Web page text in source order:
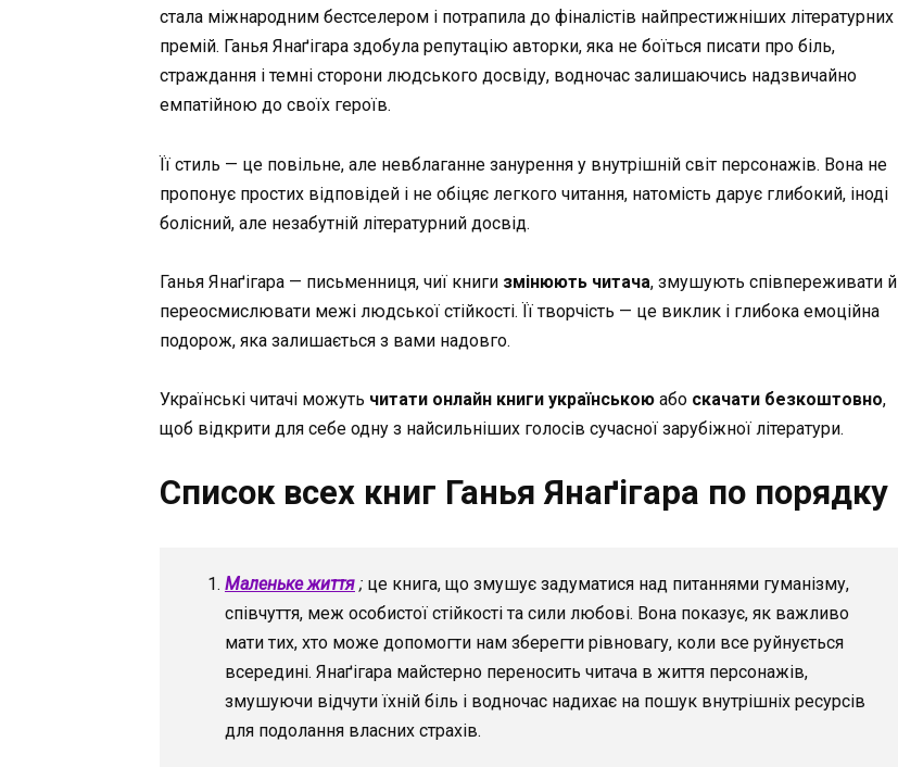
стала міжнародним бестселером і потрапила до фіналістів найпрестижніших літературних
премій. Ганья Янаґігара здобула репутацію авторки, яка не боїться писати про біль,
страждання і темні сторони людського досвіду, водночас залишаючись надзвичайно
емпатійною до своїх героїв.
Її стиль — це повільне, але невблаганне занурення у внутрішній світ персонажів. Вона не
пропонує простих відповідей і не обіцяє легкого читання, натомість дарує глибокий, іноді
болісний, але незабутній літературний досвід.
Ганья Янаґігара — письменниця, чиї книги змінюють читача, змушують співпереживати й
переосмислювати межі людської стійкості. Її творчість — це виклик і глибока емоційна
подорож, яка залишається з вами надовго.
Українські читачі можуть читати онлайн книги українською або скачати безкоштовно,
щоб відкрити для себе одну з найсильніших голосів сучасної зарубіжної літератури.
Список всех книг Ганья Янаґігара по порядку
Маленьке життя ; це книга, що змушує задуматися над питаннями гуманізму,
співчуття, меж особистої стійкості та сили любові. Вона показує, як важливо
мати тих, хто може допомогти нам зберегти рівновагу, коли все руйнується
всередині. Янаґігара майстерно переносить читача в життя персонажів,
змушуючи відчути їхній біль і водночас надихає на пошук внутрішніх ресурсів
для подолання власних страхів.